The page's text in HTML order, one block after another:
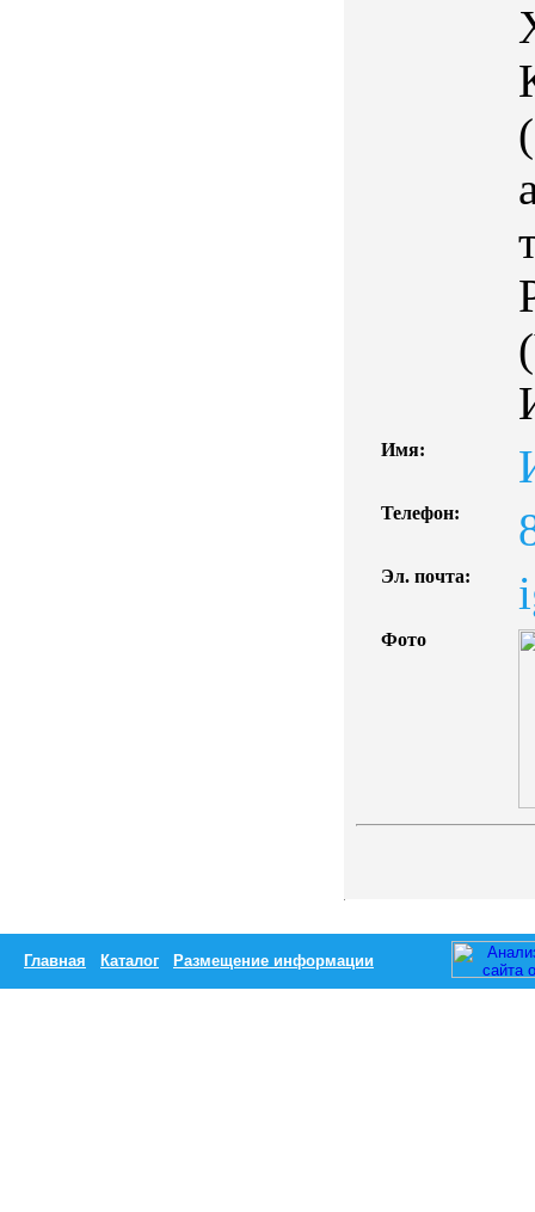
Имя:
Телефон:
Эл. почта:
Фото
Главная Каталог Размещение информации